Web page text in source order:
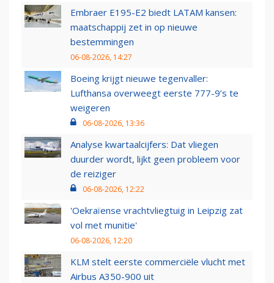
Embraer E195-E2 biedt LATAM kansen:
maatschappij zet in op nieuwe
bestemmingen
06-08-2026, 14:27
Boeing krijgt nieuwe tegenvaller:
Lufthansa overweegt eerste 777-9’s te
weigeren
06-08-2026, 13:36
Analyse kwartaalcijfers: Dat vliegen
duurder wordt, lijkt geen probleem voor
de reiziger
06-08-2026, 12:22
'Oekraïense vrachtvliegtuig in Leipzig zat
vol met munitie'
06-08-2026, 12:20
KLM stelt eerste commerciële vlucht met
Airbus A350-900 uit